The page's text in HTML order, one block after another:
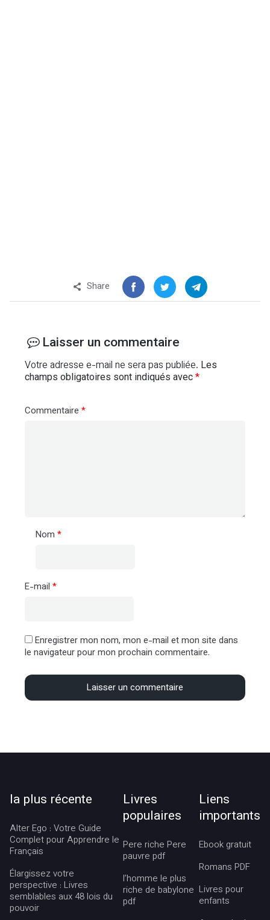
Share
Laisser un commentaire
Votre adresse e-mail ne sera pas publiée. Les
champs obligatoires sont indiqués avec*
Commentaire *
Nom *
E-mail *
Enregistrer mon nom, mon e-mail et mon site dans
le navigateur pour mon prochain commentaire.
la plus récente
Alter Ego : Votre Guide
Complet pour Apprendre le
Français
Élargissez votre
perspective : Livres
semblables aux 48 lois du
pouvoir
Livres
populaires
Pere riche Pere
pauvre pdf
l’homme le plus
riche de babylone
pdf
Liens
importants
Ebook gratuit
Romans PDF
Livres pour
enfants